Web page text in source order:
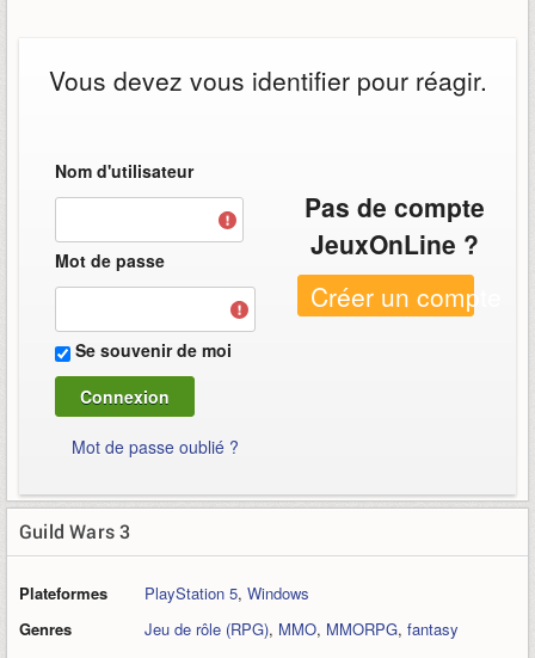
Vous devez vous identifier pour réagir.
Nom d'utilisateur
Mot de passe
Se souvenir de moi
Mot de passe oublié ?
Pas de compte
JeuxOnLine ?
Créer un compte
Guild Wars 3
Plateformes PlayStation 5, Windows
Genres
Jeu de rôle (RPG), MMO, MMORPG, fantasy